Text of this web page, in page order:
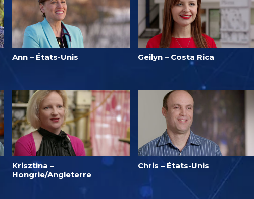
Ann – États-Unis Geilyn – Costa Rica
Krisztina –
Hongrie/Angleterre
Chris – États-Unis